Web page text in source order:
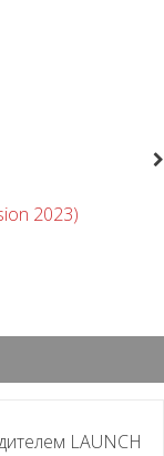
2023)
LAUNCH